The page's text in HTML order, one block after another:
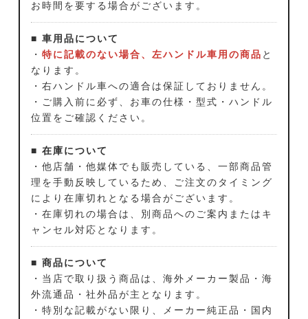
お時間を要する場合がございます。
■ 車用品について
・ 特に記載のない場合、左ハンドル車用の商品 と
なります。
・右ハンドル車への適合は保証しておりません。
・ご購入前に必ず、お車の仕様・型式・ハンドル
位置をご確認ください。
■ 在庫について
・他店舗・他媒体でも販売している、一部商品管
理を手動反映しているため、ご注文のタイミング
により在庫切れとなる場合がございます。
・在庫切れの場合は、別商品へのご案内またはキ
ャンセル対応となります。
■ 商品について
・当店で取り扱う商品は、海外メーカー製品・海
外流通品・社外品が主となります。
・特別な記載がない限り、メーカー純正品・国内